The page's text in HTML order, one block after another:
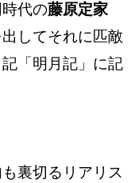
代の藤原定家
してそれに匹敵
「明月記」に記
裏切るリアリス